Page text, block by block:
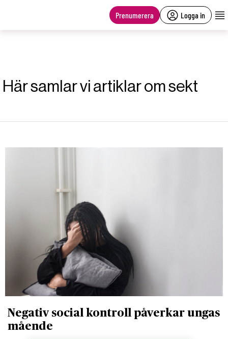
Prenumerera Logga in
Här samlar vi artiklar om sekt
Negativ social kontroll påverkar ungas
mående